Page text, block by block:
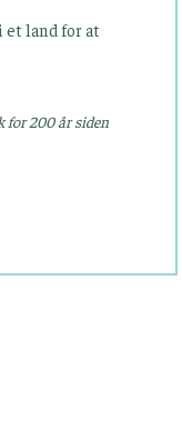
et land for at
for 200 år siden